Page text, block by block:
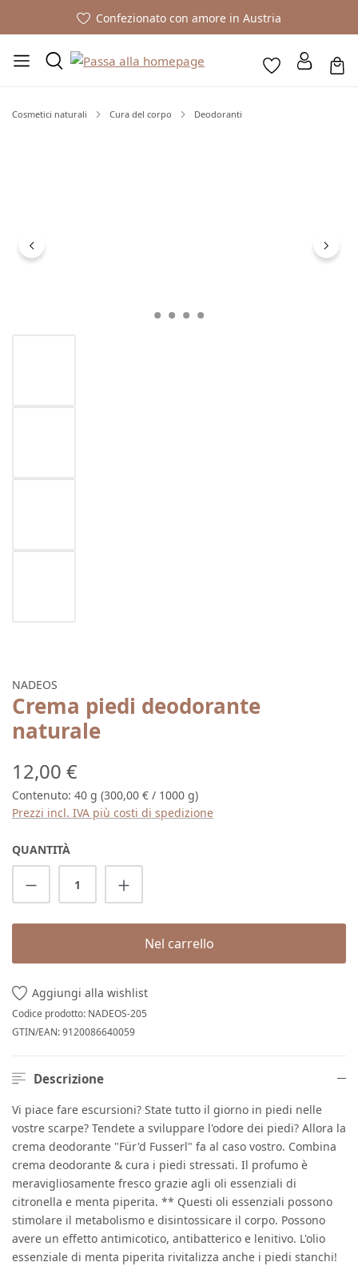
Confezionato con amore in Austria
Cosmetici naturali Cura del corpo Deodoranti
NADEOS
Crema piedi deodorante
naturale
Prezzo normale:
12,00 €
Contenuto: 40 g (300,00 € / 1000 g)
Prezzi incl. IVA più costi di spedizione
QUANTITÀ
Quantità del prodotto: inserisci la
Nel carrello
Aggiungi alla wishlist
Codice prodotto: NADEOS-205
GTIN/EAN:9120086640059
Descrizione
Vi piace fare escursioni? State tutto il giorno in piedi nelle
vostre scarpe? Tendete a sviluppare l'odore dei piedi? Allora la
crema deodorante "Für'd Fusserl" fa al caso vostro. Combina
crema deodorante & cura i piedi stressati. Il profumo è
meravigliosamente fresco grazie agli oli essenziali di
citronella e menta piperita. ** Questi oli essenziali possono
stimolare il metabolismo e disintossicare il corpo. Possono
avere un effetto antimicotico, antibatterico e lenitivo. L'olio
essenziale di menta piperita rivitalizza anche i piedi stanchi!